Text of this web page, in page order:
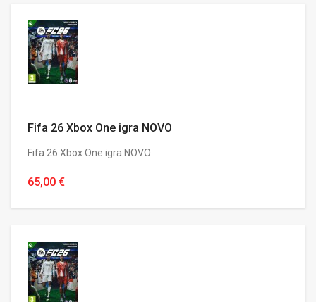
Fifa 26 Xbox One igra NOVO
Fifa 26 Xbox One igra NOVO
65,00 €